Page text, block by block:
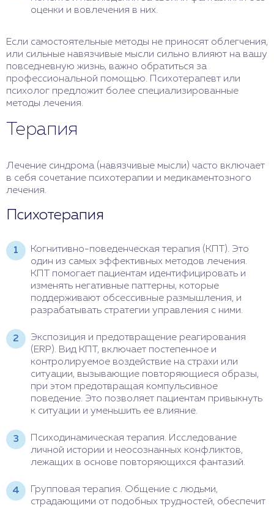
оценки и вовлечения в них.
Если самостоятельные методы не приносят облегчения,
или сильные навязчивые мысли сильно влияют на вашу
повседневную жизнь, важно обратиться за
профессиональной помощью. Психотерапевт или
психолог предложит более специализированные
методы лечения.
Терапия
Лечение синдрома (навязчивые мысли) часто включает
в себя сочетание психотерапии и медикаментозного
лечения.
Психотерапия
Когнитивно-поведенческая терапия (КПТ). Это
один из самых эффективных методов лечения.
КПТ помогает пациентам идентифицировать и
изменять негативные паттерны, которые
поддерживают обсессивные размышления, и
разрабатывать стратегии управления с ними.
Экспозиция и предотвращение реагирования
(ERP). Вид КПТ, включает постепенное и
контролируемое воздействие на страхи или
ситуации, вызывающие повторяющиеся образы,
при этом предотвращая компульсивное
поведение. Это позволяет пациентам привыкнуть
к ситуации и уменьшить ее влияние.
Психодинамическая терапия. Исследование
личной истории и неосознанных конфликтов,
лежащих в основе повторяющихся фантазий.
Групповая терапия. Общение с людьми,
страдающими от подобных трудностей, обеспечит